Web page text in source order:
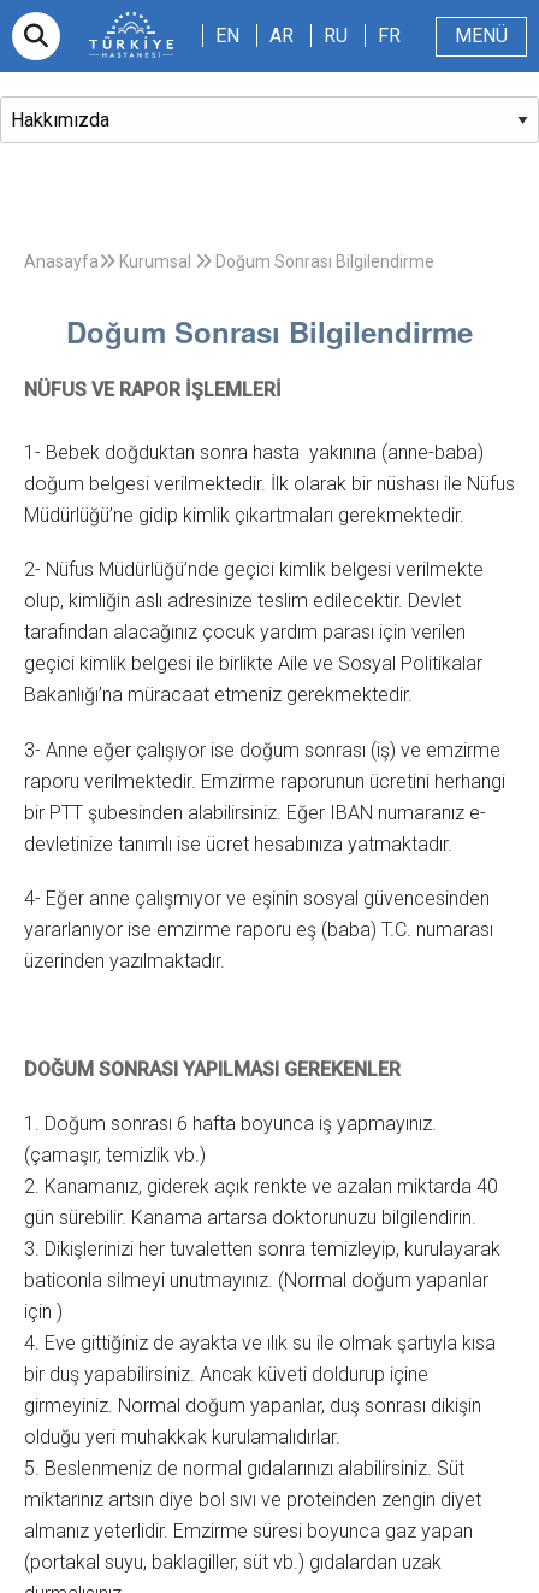
EN AR RU FR
Anasayfa Kurumsal Doğum Sonrası Bilgilendirme
Doğum Sonrası Bilgilendirme
NÜFUS VE RAPOR İŞLEMLERİ
1- Bebek doğduktan sonra hasta yakınına (anne-baba)
doğum belgesi verilmektedir. İlk olarak bir nüshası ile Nüfus
Müdürlüğü’ne gidip kimlik çıkartmaları gerekmektedir.
2- Nüfus Müdürlüğü’nde geçici kimlik belgesi verilmekte
olup, kimliğin aslı adresinize teslim edilecektir. Devlet
tarafından alacağınız çocuk yardım parası için verilen
geçici kimlik belgesi ile birlikte Aile ve Sosyal Politikalar
Bakanlığı’na müracaat etmeniz gerekmektedir.
3- Anne eğer çalışıyor ise doğum sonrası (iş) ve emzirme
raporu verilmektedir. Emzirme raporunun ücretini herhangi
bir PTT şubesinden alabilirsiniz. Eğer IBAN numaranız e-
devletinize tanımlı ise ücret hesabınıza yatmaktadır.
4- Eğer anne çalışmıyor ve eşinin sosyal güvencesinden
yararlanıyor ise emzirme raporu eş (baba) T.C. numarası
üzerinden yazılmaktadır.
DOĞUM SONRASI YAPILMASI GEREKENLER
1. Doğum sonrası 6 hafta boyunca iş yapmayınız.
(çamaşır, temizlik vb.)
2. Kanamanız, giderek açık renkte ve azalan miktarda 40
gün sürebilir. Kanama artarsa doktorunuzu bilgilendirin.
3. Dikişlerinizi her tuvaletten sonra temizleyip, kurulayarak
baticonla silmeyi unutmayınız. (Normal doğum yapanlar
için )
4. Eve gittiğiniz de ayakta ve ılık su ile olmak şartıyla kısa
bir duş yapabilirsiniz. Ancak küveti doldurup içine
girmeyiniz. Normal doğum yapanlar, duş sonrası dikişin
olduğu yeri muhakkak kurulamalıdırlar.
5. Beslenmeniz de normal gıdalarınızı alabilirsiniz. Süt
miktarınız artsın diye bol sıvı ve proteinden zengin diyet
almanız yeterlidir. Emzirme süresi boyunca gaz yapan
(portakal suyu, baklagiller, süt vb.) gıdalardan uzak
EN AR RU FR MENÜ